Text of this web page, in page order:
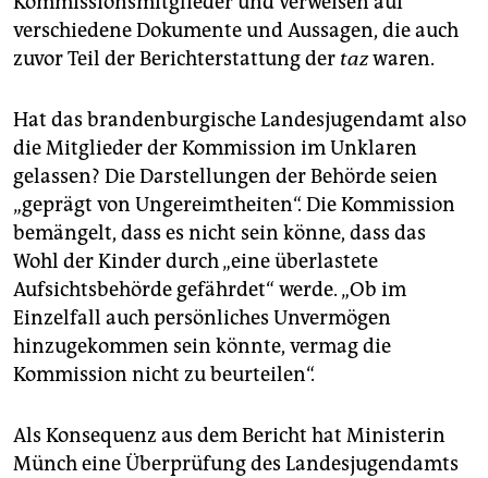
verschiedene Dokumente und Aussagen, die auch
zuvor Teil der Berichterstattung der tazwaren.
Hat das brandenburgische Landesjugendamt also
die Mitglieder der Kommission im Unklaren
gelassen? Die Darstellungen der Behörde seien
„geprägt von Ungereimtheiten“. Die Kommission
bemängelt, dass es nicht sein könne, dass das
Wohl der Kinder durch „eine überlastete
Aufsichtsbehörde gefährdet“ werde. „Ob im
Einzelfall auch persönliches Unvermögen
hinzugekommen sein könnte, vermag die
Kommission nicht zu beurteilen“.
Als Konsequenz aus dem Bericht hat Ministerin
Münch eine Überprüfung des Landesjugendamts